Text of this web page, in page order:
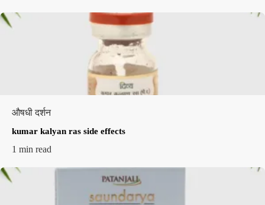
औषधी दर्शन
kumar kalyan ras side effects​
1 min read